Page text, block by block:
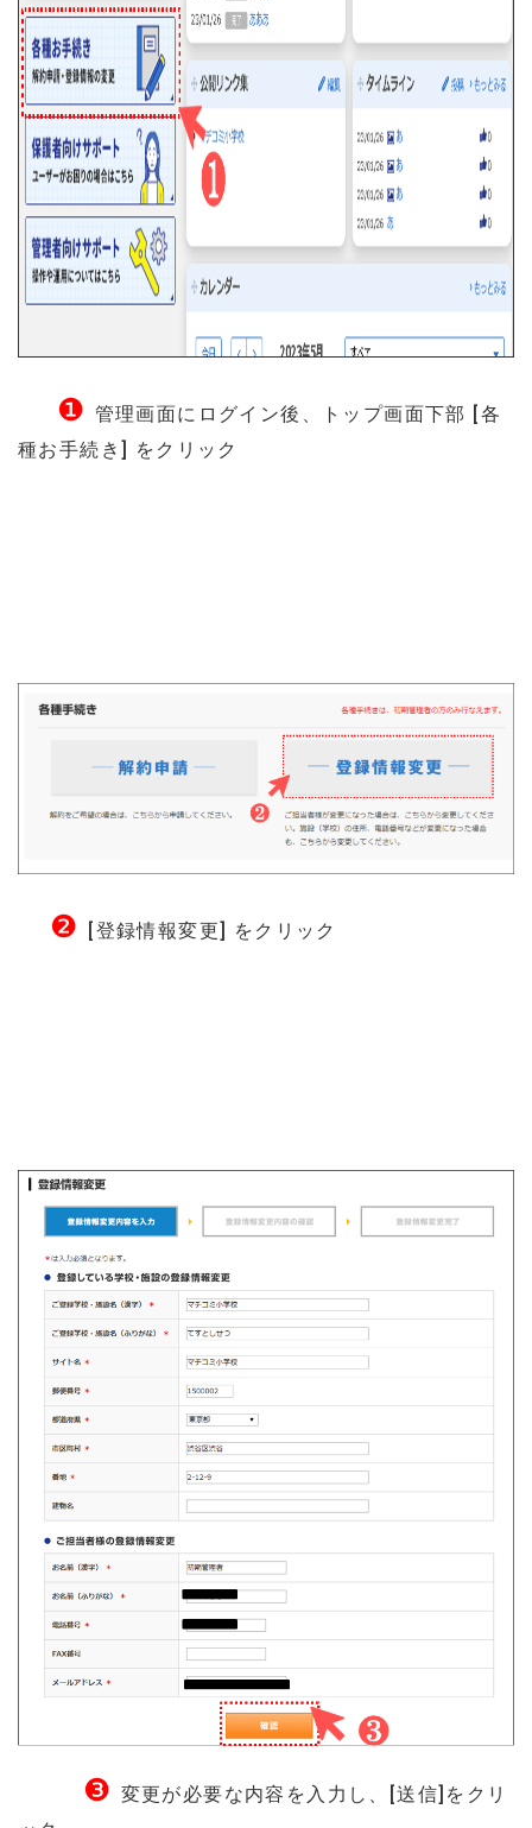
❶ 管理画面にログイン後、トップ画面下部 [各
種お手続き] をクリック
❷ [登録情報変更] をクリック
❸ 変更が必要な内容を入力し、[送信]をクリ